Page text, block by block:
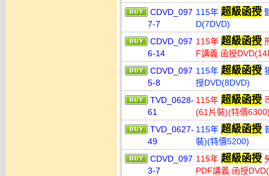
CDVD_097
7-7
115年 超級函授
D(7DVD)
CDVD_097
6-14
115年 超級函授
F講義 函授
CDVD_097
5-8
115年 超級函授
授DVD(8DVD)
TVD_0628-
61
115年 超級函授
(61片裝)(特價
TVD_0627-
49
115年 超級函授
裝)(特價5200)
CDVD_097
3-7
115年 超級函授
PDF講義 函授